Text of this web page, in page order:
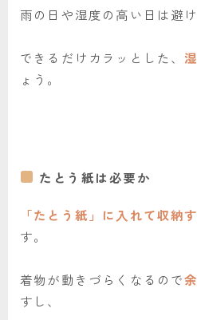
雨の日や湿度の高い日は避け
できるだけカラッとした、
ょう。
たとう紙は必要か
「たとう紙」に入れて収納
す。
着物が動きづらくなるので
すし、